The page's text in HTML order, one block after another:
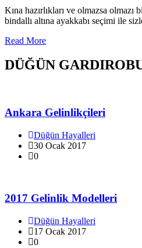
Kına hazırlıkları ve olmazsa olmazı
bindallı altına ayakkabı seçimi ile
Read More
DÜĞÜN
Ankara Gelinlikçileri
Düğün Hayalleri
30 Ocak 2017
0
2017 Gelinlik Modelleri
Düğün Hayalleri
17 Ocak 2017
0